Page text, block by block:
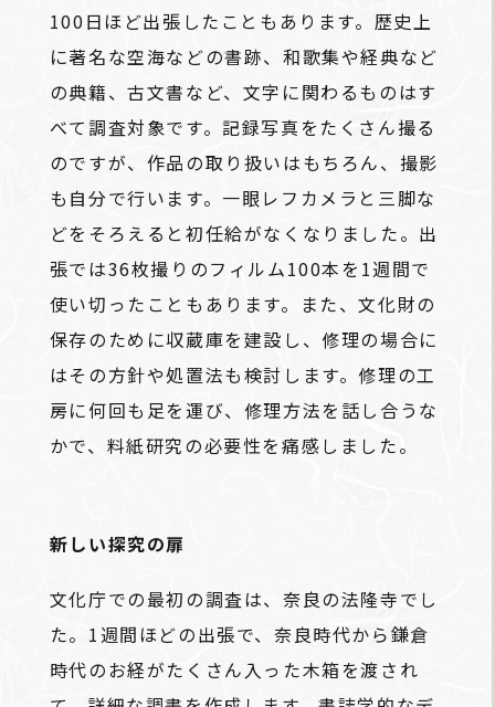
100日ほど出張したこともあります。歴史上
に著名な空海などの書跡、和歌集や経典など
の典籍、古文書など、文字に関わるものはす
べて調査対象です。記録写真をたくさん撮る
のですが、作品の取り扱いはもちろん、撮影
も自分で行います。一眼レフカメラと三脚な
どをそろえると初任給がなくなりました。出
張では36枚撮りのフィルム100本を1週間で
使い切ったこともあります。また、文化財の
保存のために収蔵庫を建設し、修理の場合に
はその方針や処置法も検討します。修理の工
房に何回も足を運び、修理方法を話し合うな
かで、料紙研究の必要性を痛感しました。
新しい探究の扉
文化庁での最初の調査は、奈良の法隆寺でし
た。1週間ほどの出張で、奈良時代から鎌倉
時代のお経がたくさん入った木箱を渡され